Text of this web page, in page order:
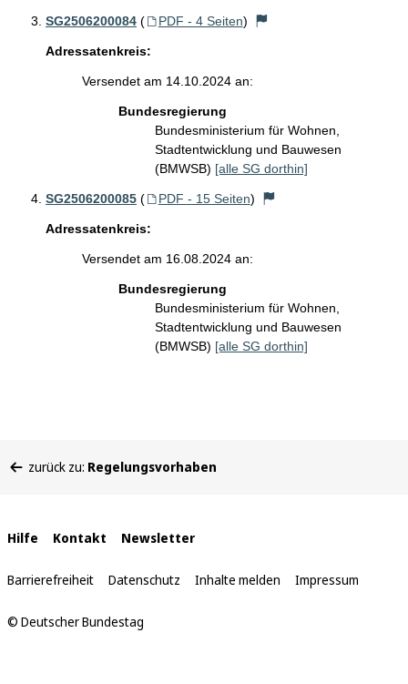
SG2506200084 ( PDF - 4 Seiten)
Adressatenkreis:
Versendet am 14.10.2024 an:
Bundesregierung
Bundesministerium für Wohnen,
Stadtentwicklung und Bauwesen
(BMWSB) [alle SG dorthin]
SG2506200085 ( PDF - 15 Seiten)
Adressatenkreis:
Versendet am 16.08.2024 an:
Bundesregierung
Bundesministerium für Wohnen,
Stadtentwicklung und Bauwesen
(BMWSB) [alle SG dorthin]
befinden
zurück zu: Regelungsvorhaben
Interne
Links
Hilfe Kontakt Newsletter
Barrierefreiheit Datenschutz Inhalte melden Impressum
© Deutscher Bundestag